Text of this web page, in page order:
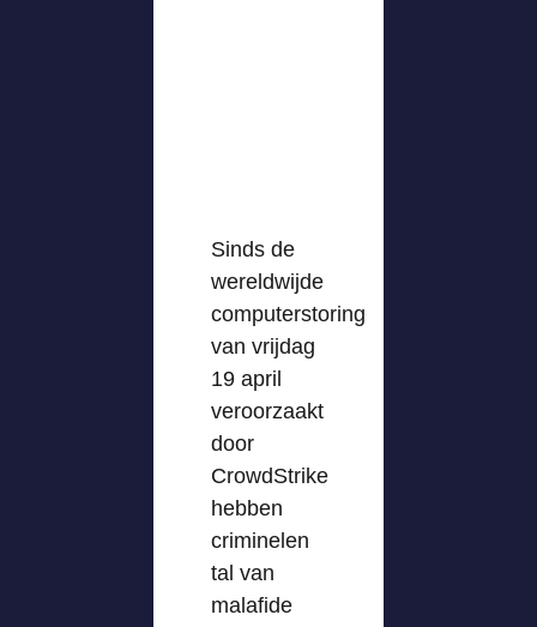
Sinds de
wereldwijde
computerstoring
van vrijdag
19 april
veroorzaakt
door
CrowdStrike
hebben
criminelen
tal van
malafide